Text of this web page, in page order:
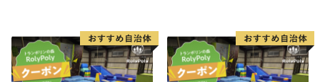
ティー チケット 券 2名様分
お祝 誕生日 記念日 名鉄小牧
ホテル 愛知県 小牧市 送料無
料